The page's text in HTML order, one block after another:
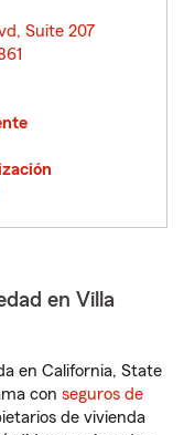
Suite 207
en Villa
en California, State
con seguros de
de vivienda